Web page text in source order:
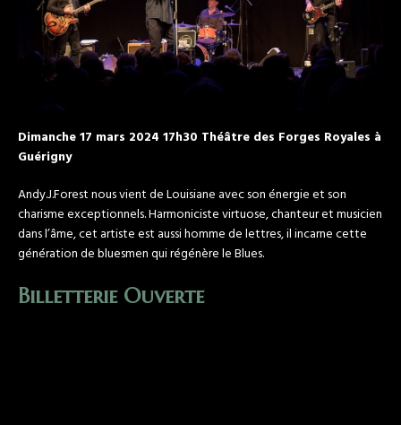
Dimanche 17 mars 2024 17h30 Théâtre des Forges Royales à
Guérigny
Andy.J.Forest nous vient de Louisiane avec son énergie et son
charisme exceptionnels. Harmoniciste virtuose, chanteur et musicien
dans l’âme, cet artiste est aussi homme de lettres, il incarne cette
génération de bluesmen qui régénère le Blues.
Billetterie Ouverte